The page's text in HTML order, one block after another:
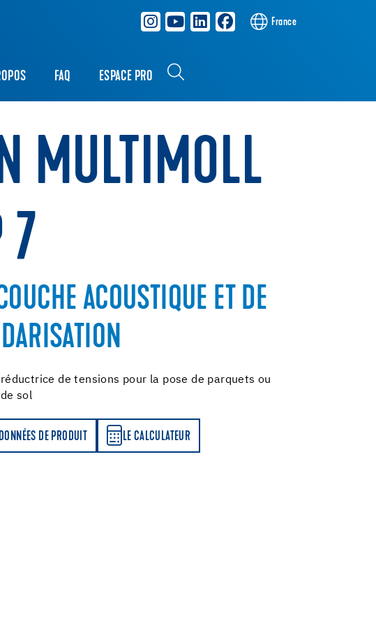
France
FAQ ESPACE PRO
MULTIMOLL
7
ACOUSTIQUE ET DE
de tensions pour la pose de parquets ou
sol
DE PRODUIT LE CALCULATEUR
LE CALCULATEUR